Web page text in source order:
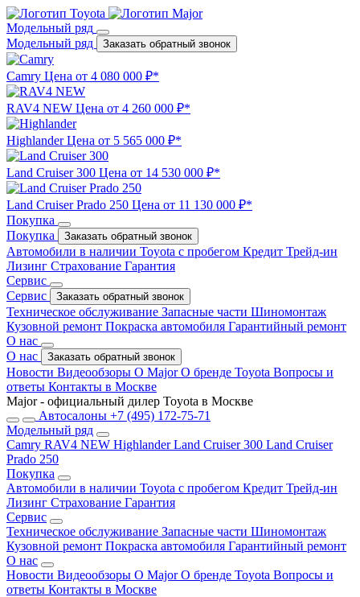
Модельный ряд
Модельный ряд
Заказать обратный звонок
Camry Цена от 4 080 000 ₽*
RAV4 NEW Цена от 4 260 000 ₽*
Highlander Цена от 5 565 000 ₽*
Land Cruiser 300 Цена от 14 530 000 ₽*
Land Cruiser Prado 250 Цена от 11 130 000 ₽*
Покупка
Покупка
Заказать обратный звонок
Автомобили в наличии Toyota с пробегом Кредит Трейд-ин
Лизинг Страхование Гарантия
Сервис
Сервис
Заказать обратный звонок
Техническое обслуживание Запасные части Шиномонтаж
Кузовной ремонт Покраска автомобиля Гарантийный ремонт
О нас
О нас
Заказать обратный звонок
Новости Видеообзоры О MajorО бренде Toyota Вопросы и
ответы Контакты в Москве
Major - официальный дилер Toyota в Москве
Автосалоны +7 (495) 172-75-71
Модельный ряд
Camry RAV4 NEW Highlander Land Cruiser 300 Land Cruiser
Prado 250
Покупка
Автомобили в наличии Toyota с пробегом Кредит Трейд-ин
Лизинг Страхование Гарантия
Сервис
Техническое обслуживание Запасные части Шиномонтаж
Кузовной ремонт Покраска автомобиля Гарантийный ремонт
О нас
Новости Видеообзоры О MajorО бренде Toyota Вопросы и
ответы Контакты в Москве